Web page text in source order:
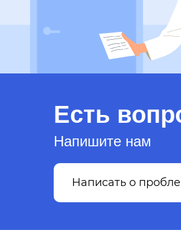
Есть
Напишите нам
Написать о